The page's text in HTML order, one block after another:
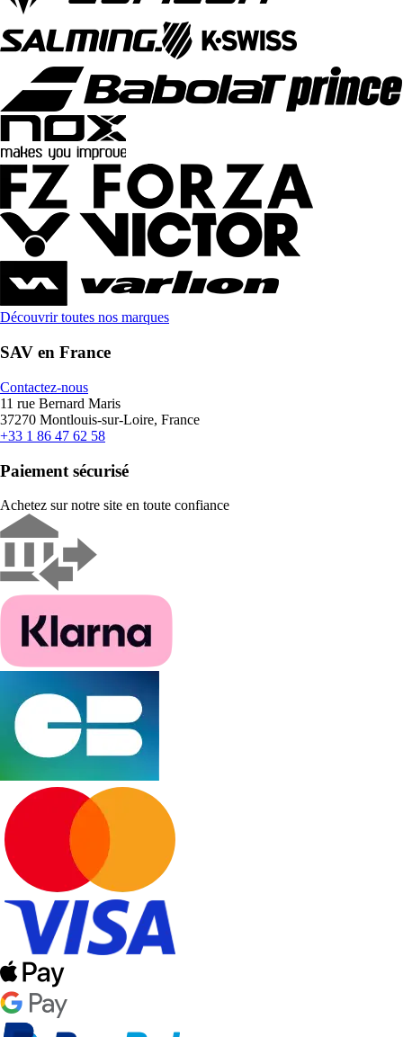
Découvrir toutes nos marques
SAV en France
Contactez-nous
11 rue Bernard Maris
37270 Montlouis-sur-Loire, France
+33 1 86 47 62 58
Paiement sécurisé
Achetez sur notre site en toute confiance